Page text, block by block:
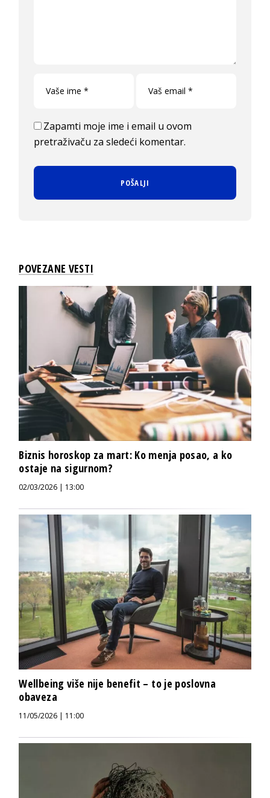
Zapamti moje ime i email u ovom
pretraživaču za sledeći komentar.
POVEZANE VESTI
Biznis horoskop za mart: Ko menja posao, a ko
ostaje na sigurnom?
02/03/2026 | 13:00
Wellbeing više nije benefit – to je poslovna
obaveza
11/05/2026 | 11:00